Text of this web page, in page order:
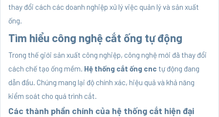
thay đổi cách các doanh nghiệp xử lý việc quản lý và sản xuất
ống.
Tìm hiểu công nghệ cắt ống tự động
Trong thế giới sản xuất công nghiệp, công nghệ mới đã thay đổi
cách chế tạo ống mềm. Hệ thống cắt ống cnc tự động đang
dẫn đầu. Chúng mang lại độ chính xác, hiệu quả và khả năng
kiểm soát cho quá trình cắt.
Các thành phần chính của hệ thống cắt hiện đại